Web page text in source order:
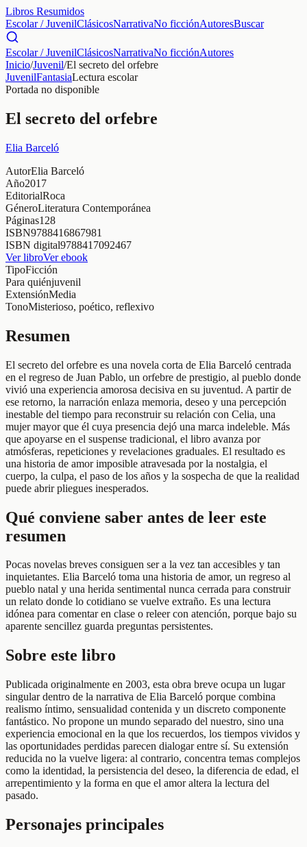
Libros Resumidos
Escolar / JuvenilClásicosNarrativaNo ficciónAutoresBuscar
Escolar / JuvenilClásicosNarrativaNo ficciónAutores
Inicio/Juvenil/El secreto del orfebre
JuvenilFantasiaLectura escolar
Portada no disponible
El secreto del orfebre
Elia Barceló
AutorElia Barceló
Año2017
EditorialRoca
GéneroLiteratura Contemporánea
Páginas128
ISBN9788416867981
ISBN digital9788417092467
Ver libroVer ebook
TipoFicción
Para quiénjuvenil
ExtensiónMedia
TonoMisterioso, poético, reflexivo
Resumen
El secreto del orfebre es una novela corta de Elia Barceló centrada
en el regreso de Juan Pablo, un orfebre de prestigio, al pueblo donde
vivió una experiencia amorosa decisiva en su juventud. A partir de
ese retorno, la narración enlaza memoria, deseo y una percepción
inestable del tiempo para reconstruir su relación con Celia, una
mujer mayor que él cuya presencia dejó una marca indeleble. Más
que apoyarse en el suspense tradicional, el libro avanza por
atmósferas, repeticiones y revelaciones graduales. El resultado es
una historia de amor imposible atravesada por la nostalgia, el
cuerpo, la culpa, el paso de los años y la sospecha de que la realidad
puede abrir pliegues inesperados.
Qué conviene saber antes de leer este
resumen
Pocas novelas breves consiguen ser a la vez tan accesibles y tan
inquietantes. Elia Barceló toma una historia de amor, un regreso al
pueblo natal y una herida sentimental nunca cerrada para construir
un relato donde lo cotidiano se vuelve extraño. Es una lectura
idónea para comentar en clase o releer con atención, porque bajo su
aparente sencillez guarda preguntas persistentes.
Sobre este libro
Publicada originalmente en 2003, esta obra breve ocupa un lugar
singular dentro de la narrativa de Elia Barceló porque combina
realismo íntimo, sensualidad contenida y un discreto componente
fantástico. No propone un mundo separado del nuestro, sino una
experiencia emocional en la que los recuerdos, los tiempos vividos y
las oportunidades perdidas parecen dialogar entre sí. Su extensión
reducida no la vuelve ligera: al contrario, concentra temas complejos
como la identidad, la persistencia del deseo, la diferencia de edad, el
arrepentimiento y la forma en que el amor altera la lectura del
pasado.
Personajes principales